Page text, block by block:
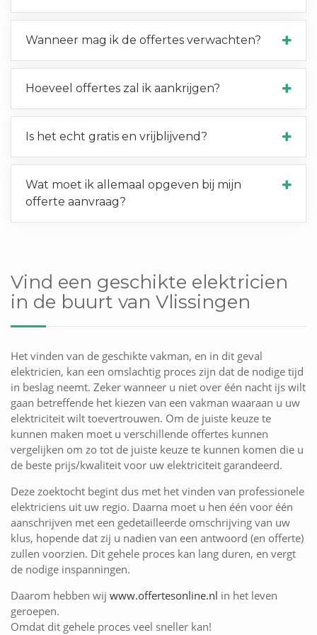
Wanneer mag ik de offertes verwachten?
Hoeveel offertes zal ik aankrijgen?
Is het echt gratis en vrijblijvend?
Wat moet ik allemaal opgeven bij mijn
offerte aanvraag?
Vind een geschikte elektricien
in de buurt van Vlissingen
Het vinden van de geschikte vakman, en in dit geval
elektricien, kan een omslachtig proces zijn dat de nodige tijd
in beslag neemt. Zeker wanneer u niet over één nacht ijs wilt
gaan betreffende het kiezen van een vakman waaraan u uw
elektriciteit wilt toevertrouwen. Om de juiste keuze te
kunnen maken moet u verschillende offertes kunnen
vergelijken om zo tot de juiste keuze te kunnen komen die u
de beste prijs/kwaliteit voor uw elektriciteit garandeerd.
Deze zoektocht begint dus met het vinden van professionele
elektriciens uit uw regio. Daarna moet u hen één voor één
aanschrijven met een gedetailleerde omschrijving van uw
klus, hopende dat zij u nadien van een antwoord (en offerte)
zullen voorzien. Dit gehele proces kan lang duren, en vergt
de nodige inspanningen.
Daarom hebben wij www.offertesonline.nl in het leven
geroepen.
Omdat dit gehele proces veel sneller kan!